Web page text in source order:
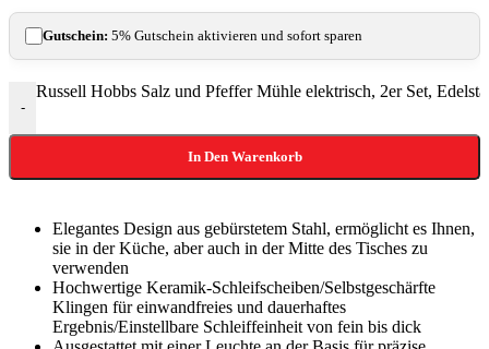
Gutschein: 5% Gutschein aktivieren und sofort sparen
-
Russell Hobbs Salz und Pfeffer Mühle elektrisch, 2er Set,
In Den Warenkorb
Elegantes Design aus gebürstetem Stahl, ermöglicht es Ihnen,
sie in der Küche, aber auch in der Mitte des Tisches zu
verwenden
Hochwertige Keramik-Schleifscheiben/Selbstgeschärfte
Klingen für einwandfreies und dauerhaftes
Ergebnis/Einstellbare Schleiffeinheit von fein bis dick